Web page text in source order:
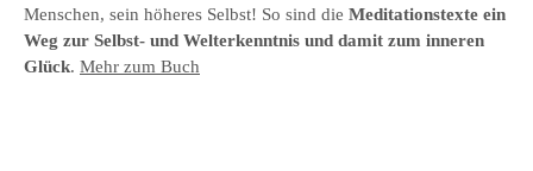
Menschen, sein höheres Selbst! So sind die Meditationstexte ein
Weg zur Selbst- und Welterkenntnis und damit zum inneren
Glück. Mehr zum Buch